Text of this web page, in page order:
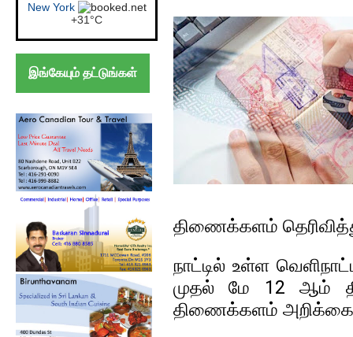
London
+27°C
இங்கேயும் தட்டுங்கள்
திணைக்களம்
நாட்டில் உள்ள
முதல் மே 12 ஆம்
திணைக்களம்